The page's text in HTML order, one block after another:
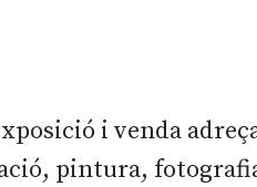
i venda
pintura,